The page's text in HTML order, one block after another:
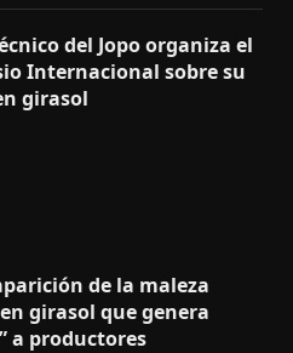
del Jopo organiza el
Internacional sobre su
girasol
de la maleza
girasol que genera
a productores